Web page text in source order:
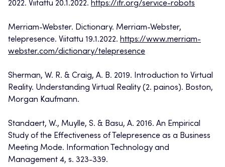
2022. Viitattu 20.1.2022. https://ifr.org/service-robots
Merriam-Webster. Dictionary. Merriam-Webster,
telepresence. Viitattu 19.1.2022. https://www.merriam-
webster.com/dictionary/telepresence
Sherman, W. R. & Craig, A. B. 2019. Introduction to Virtual
Reality. Understanding Virtual Reality (2. painos). Boston,
Morgan Kaufmann.
Standaert, W., Muylle, S. & Basu, A. 2016. An Empirical
Study of the Effectiveness of Telepresence as a Business
Meeting Mode. Information Technology and
Management 4, s. 323-339.